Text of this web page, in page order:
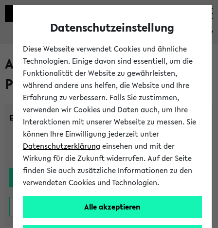
eKVV
Alle noch stattfindenden
Prüfungen
Einrichtung:
Datenschutzeinstellung
Diese Webseite verwendet Cookies und ähnliche
Technologien. Einige davon sind essentiell, um die
Funktionalität der Website zu gewährleisten,
während andere uns helfen, die Website und Ihre
Erfahrung zu verbessern. Falls Sie zustimmen,
verwenden wir Cookies und Daten auch, um Ihre
Interaktionen mit unserer Webseite zu messen. Sie
können Ihre Einwilligung jederzeit unter
Datenschutzerklärung einsehen und mit der
Wirkung für die Zukunft widerrufen. Auf der Seite
finden Sie auch zusätzliche Informationen zu den
verwendeten Cookies und Technologien.
Alle akzeptieren